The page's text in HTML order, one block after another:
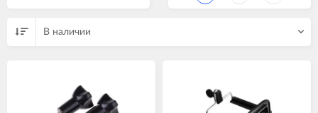
В наличии